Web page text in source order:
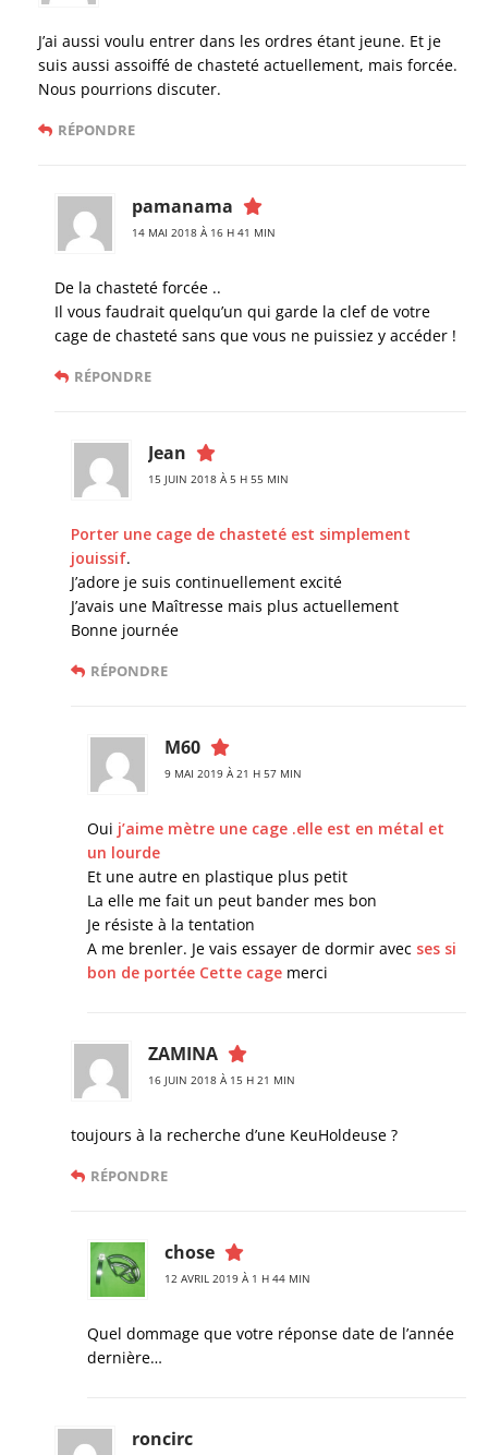
J’ai aussi voulu entrer dans les ordres étant jeune. Et je
suis aussi assoiffé de chasteté actuellement, mais forcée.
Nous pourrions discuter.
RÉPONDRE
pamanama
14 MAI 2018 À 16 H 41 MIN
De la chasteté forcée ..
Il vous faudrait quelqu’un qui garde la clef de votre
cage de chasteté sans que vous ne puissiez y accéder !
RÉPONDRE
Jean
15 JUIN 2018 À 5 H 55 MIN
Porter une cage de chasteté est simplement
jouissif.
J’adore je suis continuellement excité
J’avais une Maîtresse mais plus actuellement
Bonne journée
RÉPONDRE
M60
9 MAI 2019 À 21 H 57 MIN
Oui j’aime mètre une cage .elle est en métal et
un lourde
Et une autre en plastique plus petit
La elle me fait un peut bander mes bon
Je résiste à la tentation
A me brenler. Je vais essayer de dormir avec ses si
bon de portée Cette cage merci
ZAMINA
16 JUIN 2018 À 15 H 21 MIN
toujours à la recherche d’une KeuHoldeuse ?
RÉPONDRE
chose
12 AVRIL 2019 À 1 H 44 MIN
Quel dommage que votre réponse date de l’année
dernière…
roncirc